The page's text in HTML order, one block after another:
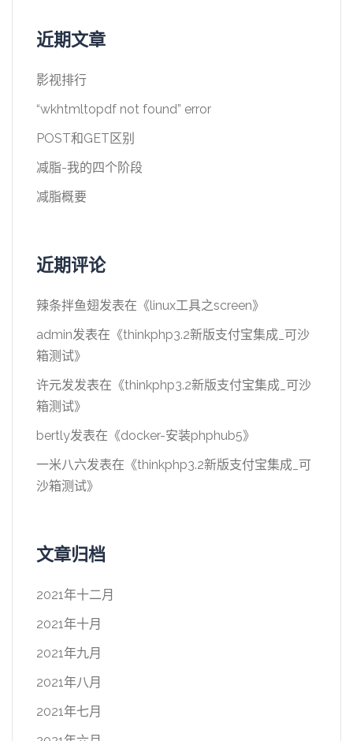
近期文章
影视排行
“wkhtmltopdf not found” error
POST和GET区别
减脂-我的四个阶段
减脂概要
近期评论
辣条拌鱼翅发表在《linux工具之screen》
admin发表在《thinkphp3.2新版支付宝集成_可沙
箱测试》
许元发发表在《thinkphp3.2新版支付宝集成_可沙
箱测试》
bertly发表在《docker-安装phphub5》
一米八六发表在《thinkphp3.2新版支付宝集成_可
沙箱测试》
文章归档
2021年十二月
2021年十月
2021年九月
2021年八月
2021年七月